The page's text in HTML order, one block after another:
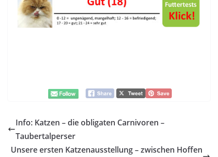
Info: Katzen – die obligaten Carnivoren –
Taubertalperser
Unsere ersten Katzenausstellung – zwischen Hoffen